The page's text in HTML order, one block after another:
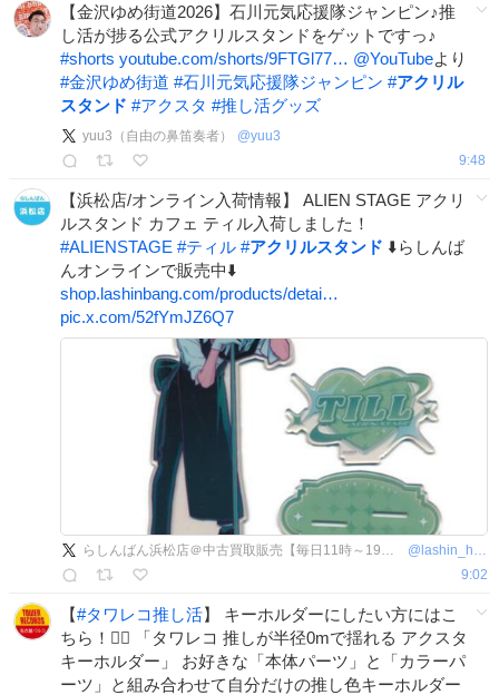
【金沢ゆめ街道2026】石川元気応援隊ジャンピン♪推
し活が捗る公式アクリルスタンドをゲットですっ♪
#shorts youtube.com/shorts/9FTGl77… @YouTubeより
#金沢ゆめ街道 #石川元気応援隊ジャンピン #アクリル
スタンド #アクスタ #推し活グッズ
yuu3（自由の鼻笛奏者） @yuu3
9:48
【浜松店/オンライン入荷情報】 ALIEN STAGE アクリ
ルスタンド カフェ ティル入荷しました！
#ALIENSTAGE #ティル #アクリルスタンド ⬇️らしんば
んオンラインで販売中⬇️
shop.lashinbang.com/products/detai…
pic.x.com/52fYmJZ6Q7
らしんばん浜松店＠中古買取販売【毎日11時～19時まで営業中】※木曜日は買取のみ休業 @ lashin_hamamatu
9:02
【#タワレコ推し活】 キーホルダーにしたい方にはこ
ちら！💁‍♀️ 「タワレコ 推しが半径0mで揺れる アクスタ
キーホルダー」 お好きな「本体パーツ」と「カラーパ
ーツ」と組み合わせて自分だけの推し色キーホルダー